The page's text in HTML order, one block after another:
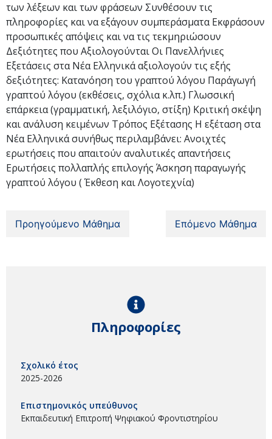
των λέξεων και των φράσεων Συνθέσουν τις
πληροφορίες και να εξάγουν συμπεράσματα Εκφράσουν
προσωπικές απόψεις και να τις τεκμηριώσουν
Δεξιότητες που Αξιολογούνται Οι Πανελλήνιες
Εξετάσεις στα Νέα Ελληνικά αξιολογούν τις εξής
δεξιότητες: Κατανόηση του γραπτού λόγου Παράγωγή
γραπτού λόγου (εκθέσεις, σχόλια κ.λπ.) Γλωσσική
επάρκεια (γραμματική, λεξιλόγιο, στίξη) Κριτική σκέψη
και ανάλυση κειμένων Τρόπος Εξέτασης Η εξέταση στα
Νέα Ελληνικά συνήθως περιλαμβάνει: Ανοιχτές
ερωτήσεις που απαιτούν αναλυτικές απαντήσεις
Ερωτήσεις πολλαπλής επιλογής Άσκηση παραγωγής
γραπτού λόγου ( Έκθεση και Λογοτεχνία)
Προηγούμενο Μάθημα Επόμενο Μάθημα
Πληροφορίες
Σχολικό έτος
2025-2026
Επιστημονικός υπεύθυνος
Εκπαιδευτική Επιτροπή Ψηφιακού Φροντιστηρίου